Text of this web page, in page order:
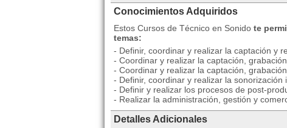
Conocimientos Adquiridos
Estos Cursos de Técnico en Sonido te
temas:
- Definir, coordinar y realizar la captación y
- Coordinar y realizar la captación,
- Coordinar y realizar la captación,
- Definir, coordinar y realizar la sonorización
- Definir y realizar los procesos de post-
- Realizar la administración, gestión y
Detalles Adicionales